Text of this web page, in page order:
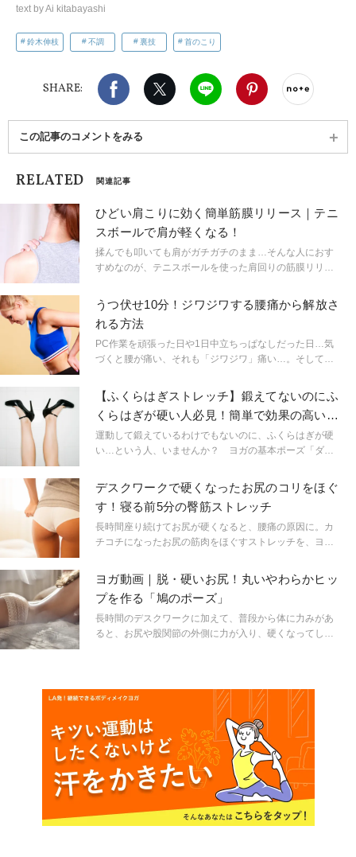
text by Ai kitabayashi
鈴木伸枝 不調 裏技 首のこり
SHARE:
Facebook X（旧twitter）
LINE Pinterest
この記事のコメントをみる
RELATED 関連記事
ひどい肩こりに効く簡単筋膜リリース｜テニ
スボールで肩が軽くなる！
揉んでも叩いても肩がガチガチのまま…そんな人におす
すめなのが、テニスボールを使った肩回りの筋膜リリー
ん、ヨガの前後に行うのもおすすめ！
うつ伏せ10分！ジワジワする腰痛から解放さ
れる方法
PC作業を頑張った日や1日中立ちっぱなしだった日…気
づくと腰が痛い、それも「ジワジワ」痛い…。そしてそ
そんな人にぜひお試しいただきたい、腰の緊張を和らげ
るポーズをご紹介。リストラティブヨガを指導するリ
ザ・ロウィッツ先生に教えていただきました。
【ふくらはぎストレッチ】鍛えてないのにふ
くらはぎが硬い人必見！簡単で効果の高いや
り方とは
運動して鍛えているわけでもないのに、ふくらはぎが硬
い…という人、いませんか？ ヨガの基本ポーズ「ダウ
らはぎの筋肉が硬くなっていることが考えられます。
「スタジオ・ヨギー」のエグゼクティブ・ディレクター
で、大ヒットアプリ「寝たまんまヨガ」の監修者でもあ
るキミ先生に、ふくらはぎの筋肉である「ヒラメ筋」と
「腓腹筋」をゆるめる方法を教えてもらいました。
デスクワークで硬くなったお尻のコリをほぐ
す！寝る前5分の臀筋ストレッチ
長時間座り続けてお尻が硬くなると、腰痛の原因に。カ
チコチになったお尻の筋肉をほぐすストレッチを、ヨガ
た。
ヨガ動画｜脱・硬いお尻！丸いやわらかヒッ
プを作る「鳩のポーズ」
長時間のデスクワークに加えて、普段から体に力みがあ
ると、お尻や股関節の外側に力が入り、硬くなってしま
平美香先生に教えていただきました。